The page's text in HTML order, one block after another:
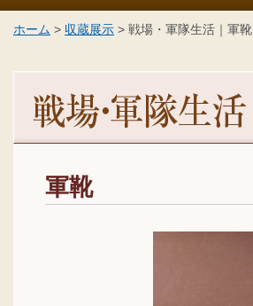
ホーム > 収蔵展示 > 戦場・軍隊生活｜軍靴
軍靴